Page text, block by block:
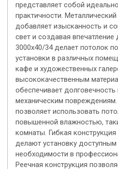
представляет собой
практичности.
добавляет изысканность и
свет и создавая
3000х40/34 делает потолок
установки в различных
кафе и художественных
высококачественным
обеспечивает долговечность
механическим повреждениям.
позволяет использовать
повышенной влажностью,
комнаты. Гибкая
делают установку
необходимости в
Реечная конструкция